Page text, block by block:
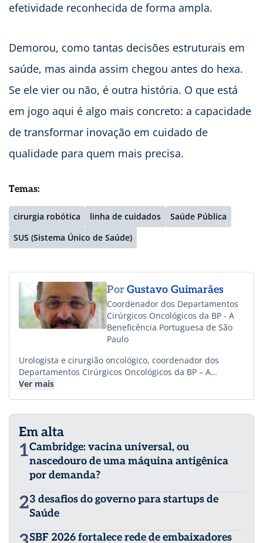
efetividade reconhecida de forma ampla.
Demorou, como tantas decisões estruturais em
saúde, mas ainda assim chegou antes do hexa.
Se ele vier ou não, é outra história. O que está
em jogo aqui é algo mais concreto: a capacidade
de transformar inovação em cuidado de
qualidade para quem mais precisa.
Temas:
cirurgia robótica linha de cuidados
Saúde Pública
SUS (Sistema Único de Saúde)
PorGustavo Guimarães
Coordenador dos Departamentos
Cirúrgicos Oncológicos da BP - A
Beneficência Portuguesa de São
Paulo
Urologista e cirurgião oncológico, coordenador dos
Departamentos Cirúrgicos Oncológicos da BP – A
Beneficência Portuguesa de São Paulo e diretor do
Ver mais
Em alta
1Cambridge: vacina universal, ou
nascedouro de uma máquina antigênica
por demanda?
23 desafios do governo para startups de
Saúde
SBF 2026 fortalece rede de embaixadores